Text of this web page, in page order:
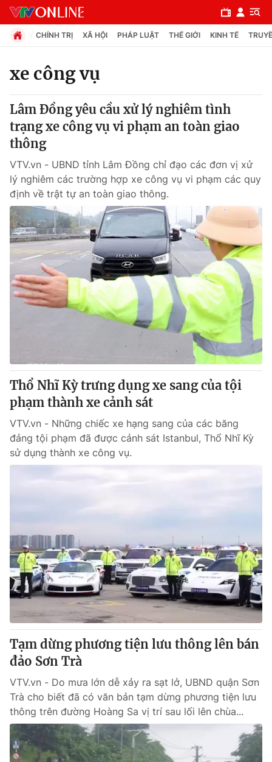
Chuyên mục
Chính trị
Pháp luật
Y tế
Thế giới
Tin tức
Thế giới đó đây
Kinh tế
Góc doanh nghiệp
Truyền hình
Phim VTV
Hậu trường
Nhân vật
Khán giả
Giải trí
Điện ảnh
Âm nhạc
Đời sống
Du lịch
Chất lượng cuộc sống
Hitech Công nghệ tương lai
Sản phẩm
Thị trường
Tư vấn
Giao lưu trực tuyến
Lịch phát sóng
Chuyên mục khác
Emagazine Podcast
Photo Infographic
Video Shorts video
VTV Money VTV Thể thao
CHÍNH TRỊ XÃ HỘI PHÁP LUẬT THẾ GIỚI KINH TẾ
xe công vụ
Lâm Đồng yêu cầu xử lý nghiêm tình
trạng xe công vụ vi phạm an toàn giao
thông
VTV.vn - UBND tỉnh Lâm Đồng chỉ đạo các đơn vị xử
lý nghiêm các trường hợp xe công vụ vi phạm các quy
định về trật tự an toàn giao thông.
Thổ Nhĩ Kỳ trưng dụng xe sang của tội
phạm thành xe cảnh sát
VTV.vn - Những chiếc xe hạng sang của các băng
đảng tội phạm đã được cảnh sát Istanbul, Thổ Nhĩ Kỳ
sử dụng thành xe công vụ.
Tạm dừng phương tiện lưu thông lên bán
đảo Sơn Trà
VTV.vn - Do mưa lớn dễ xảy ra sạt lở, UBND quận Sơn
Trà cho biết đã có văn bản tạm dừng phương tiện lưu
thông trên đường Hoàng Sa vị trí sau lối lên chùa...